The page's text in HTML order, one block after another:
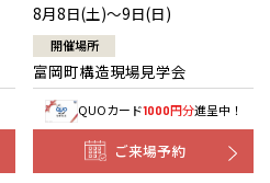
8月8日(土)～9日(日)
開催場所
富岡町構造現場見学会
QUOカード1000円分進呈中！
ご来場予約